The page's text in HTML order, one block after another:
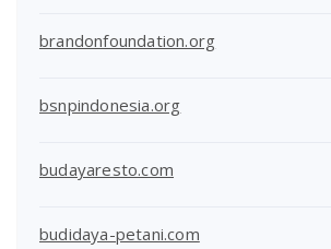
brandonfoundation.org
bsnpindonesia.org
budayaresto.com
budidaya-petani.com